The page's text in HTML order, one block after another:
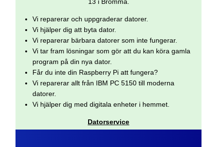
Vi reparerar och uppgraderar datorer.
Vi hjälper dig att byta dator.
Vi reparerar bärbara datorer som inte fungerar.
Vi tar fram lösningar som gör att du kan köra gamla
program på din nya dator.
Får du inte din Raspberry Pi att fungera?
Vi reparerar allt från IBM PC 5150 till moderna
datorer.
Vi hjälper dig med digitala enheter i hemmet.
Datorservice